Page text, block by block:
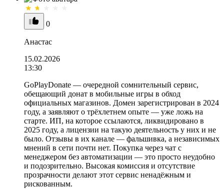
0
Анастас
15.02.2026
13:30
GoPlayDonate — очередной сомнительный сервис,
обещающий донат в мобильные игры в обход
официальных магазинов. Домен зарегистрирован в 2024
году, а заявляют о трёхлетнем опыте — уже ложь на
старте. ИП, на которое ссылаются, ликвидировано в
2025 году, а лицензии на такую деятельность у них и не
было. Отзывы в их канале — фальшивка, а независимых
мнений в сети почти нет. Покупка через чат с
менеджером без автоматизации — это просто неудобно
и подозрительно. Высокая комиссия и отсутствие
прозрачности делают этот сервис ненадёжным и
рискованным.